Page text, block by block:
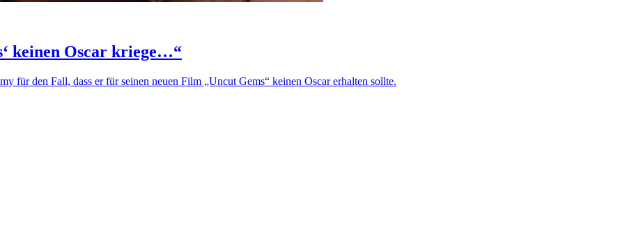
keinen Oscar kriege…“
für den Fall, dass er für seinen neuen Film „Uncut Gems“ keinen Oscar erhalten sollte.